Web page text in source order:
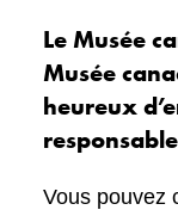
Le Musée
Musée
heureux
Vous pouvez